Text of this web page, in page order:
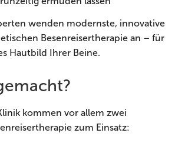
wenden modernste, innovative
Besenreisertherapie an – für
Hautbild Ihrer Beine.
kommen vor allem zwei
zum Einsatz: